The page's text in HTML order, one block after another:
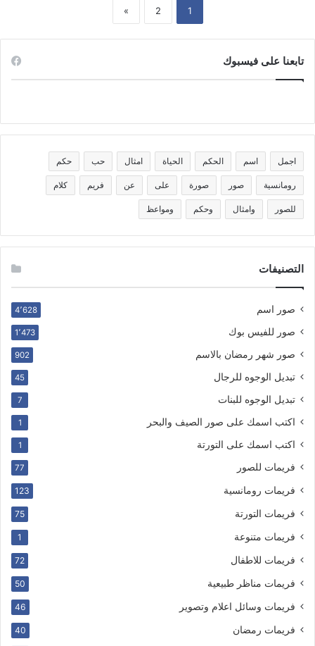
1
2
»
تابعنا على فيسبوك
اجمل اسم الحكم الحياة امثال حب حكم
رومانسية صور صورة على عن فريم كلام
للصور وامثال وحكم ومواعظ
التصنيفات
صور اسم 4٬628
صور للفيس بوك 1٬473
صور شهر رمضان بالاسم 902
تبديل الوجوه للرجال 45
تبديل الوجوه للبنات 7
اكتب اسمك على صور الصيف والبحر 1
اكتب اسمك على التورتة 1
فريمات للصور 77
فريمات رومانسية 123
فريمات التورتة 75
فريمات متنوعة 1
فريمات للاطفال 72
فريمات مناظر طبيعية 50
فريمات وسائل اعلام وتصوير 46
فريمات رمضان 40